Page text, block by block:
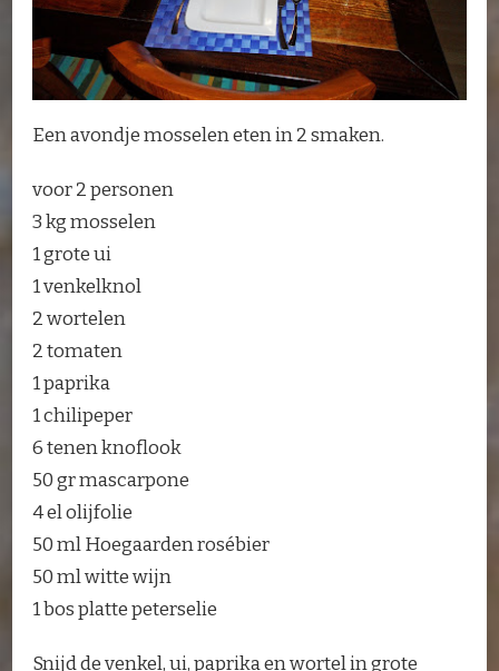
Een avondje mosselen eten in 2 smaken.
voor 2 personen
3 kg mosselen
1 grote ui
1 venkelknol
2 wortelen
2 tomaten
1 paprika
1 chilipeper
6 tenen knoflook
50 gr mascarpone
4 el olijfolie
50 ml Hoegaarden rosébier
50 ml witte wijn
1 bos platte peterselie
Snijd de venkel, ui, paprika en wortel in grote